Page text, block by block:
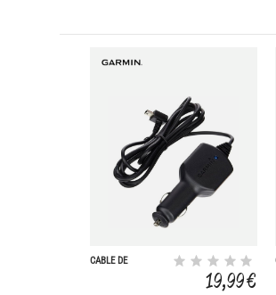
CABLE DE
19,99 €